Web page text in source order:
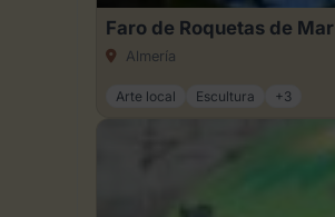
Faro de Roquetas de Mar
Almería
Arte local Escultura +3